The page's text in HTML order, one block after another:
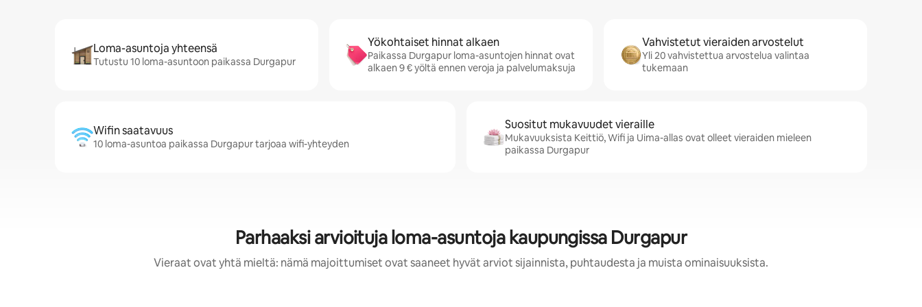
Loma-asuntoja yhteensä
Tutustu 10 loma-asuntoon paikassa Durgapur
Yökohtaiset hinnat alkaen
Paikassa Durgapur loma-asuntojen hinnat ovat
alkaen 9 € yöltä ennen veroja ja palvelumaksuja
Vahvistetut vieraiden arvostelut
Yli 20 vahvistettua arvostelua valintaa
tukemaan
Wifin saatavuus
10 loma-asuntoa paikassa Durgapur tarjoaa wifi-yhteyden
Suositut mukavuudet vieraille
Mukavuuksista Keittiö, Wifi ja Uima-allas ovat olleet vieraiden mieleen
paikassa Durgapur
Parhaaksi arvioituja loma-asuntoja kaupungissa Durgapur
Vieraat ovat yhtä mieltä: nämä majoittumiset ovat saaneet hyvät arviot sijainnista, puhtaudesta ja muista ominaisuuksista.